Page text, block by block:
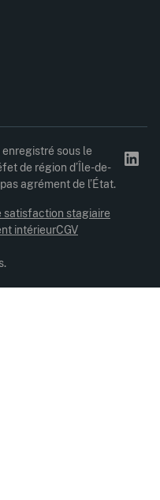
sous le
de région d’Île-de-
agrément de l’État.
satisfaction stagiaire
intérieurCGV